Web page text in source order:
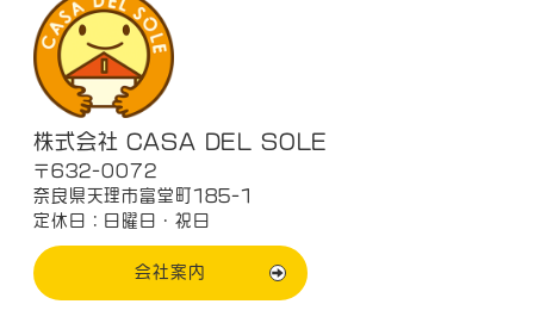
株式会社 CASA DEL SOLE
〒632-0072
奈良県天理市富堂町185-1
定休日：日曜日・祝日
会社案内